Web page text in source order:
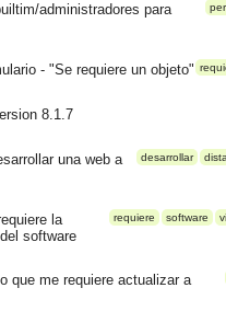
administradores para
- "Se requiere un objeto"
8.1.7
desarrollar
una web a
requiere software
la
software
que me requiere actualizar a